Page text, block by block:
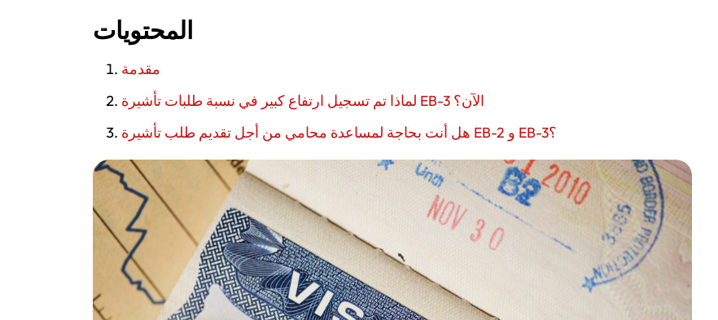
المحتويات
لماذا تم تسجيل ارتفاع كبير في نسبة طلبات تأشيرة EB-3 الآن؟
هل أنت بحاجة لمساعدة محامي من أجل تقديم طلب تأشيرة EB-2 و EB-3؟